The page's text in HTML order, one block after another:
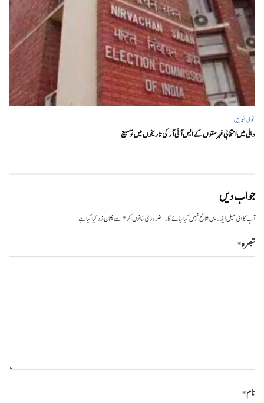
قومی خبریں
دہلی میں انتخابی فہرستوں کے ایس آئی آر کی تاریخوں میں توسیع
جواب دیں
آپ کا ای میل ایڈریس شائع نہیں کیا جائے گا۔ ضروری خانوں کو*سے نشان زد کیا گیا ہے
تبصرہ*
نام*